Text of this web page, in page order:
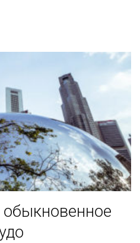
обыкновенное